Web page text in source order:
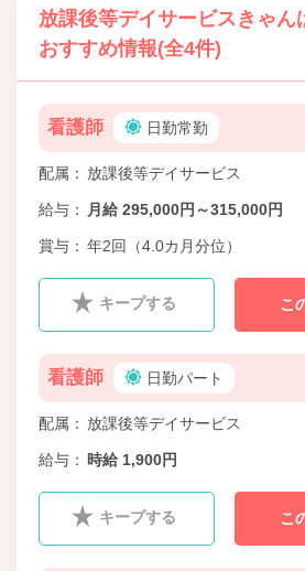
放課後等デイサービスきゃん
おすすめ情報(全4件)
看護師 日勤常勤
配属 放課後等デイサービス
給与 月給 295,000円～315,000円
賞与 年2回（4.0カ月分位）
キープする こ
看護師 日勤パート
配属 放課後等デイサービス
給与 時給 1,900円
キープする こ